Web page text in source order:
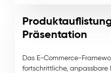
Präsentation
Das E-Commerce-
fortschrittliche, anpassbare